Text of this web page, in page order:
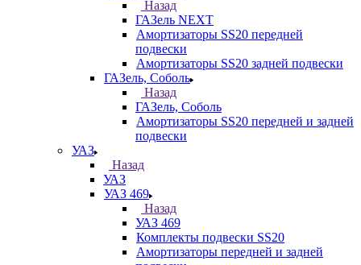
Назад
ГАЗель NEXT
Амортизаторы SS20 передней
подвески
Амортизаторы SS20 задней подвески
ГАЗель, Соболь
Назад
ГАЗель, Соболь
Амортизаторы SS20 передней и задней
подвески
УАЗ
Назад
УАЗ
УАЗ 469
Назад
УАЗ 469
Комплекты подвески SS20
Амортизаторы передней и задней